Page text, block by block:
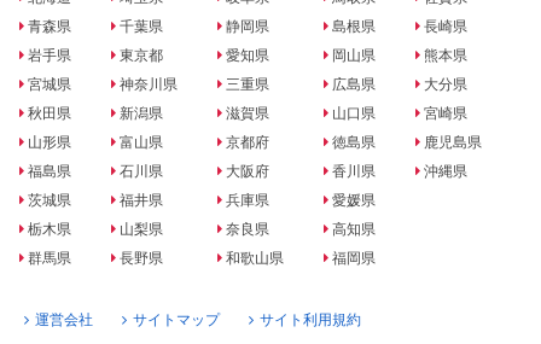
青森県
岩手県
宮城県
秋田県
山形県
福島県
茨城県
栃木県
群馬県
千葉県
東京都
神奈川県
新潟県
富山県
石川県
福井県
山梨県
長野県
静岡県
愛知県
三重県
滋賀県
京都府
大阪府
兵庫県
奈良県
和歌山県
島根県
岡山県
広島県
山口県
徳島県
香川県
愛媛県
高知県
福岡県
長崎県
熊本県
大分県
宮崎県
鹿児島県
沖縄県
運営会社 サイトマップ サイト利用規約